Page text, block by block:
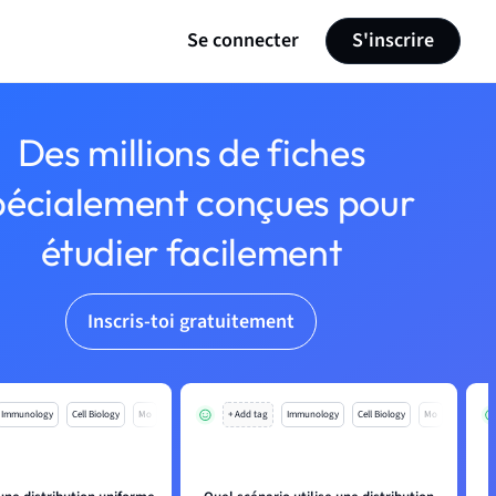
Se connecter S'inscrire
Des millions de fiches
conçues pour
étudier facilement
Inscris-toi gratuitement
Immunology Cell Biology Mo + Add tag Immunology Cell Biology Mo